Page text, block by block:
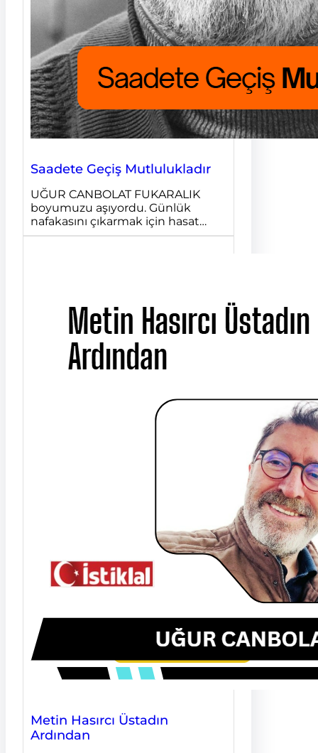
Saadete Geçiş Mutlulukladır
UĞUR CANBOLAT FUKARALIK
boyumuzu aşıyordu. Günlük
nafakasını çıkarmak için hasat…
Metin Hasırcı Üstadın
Ardından